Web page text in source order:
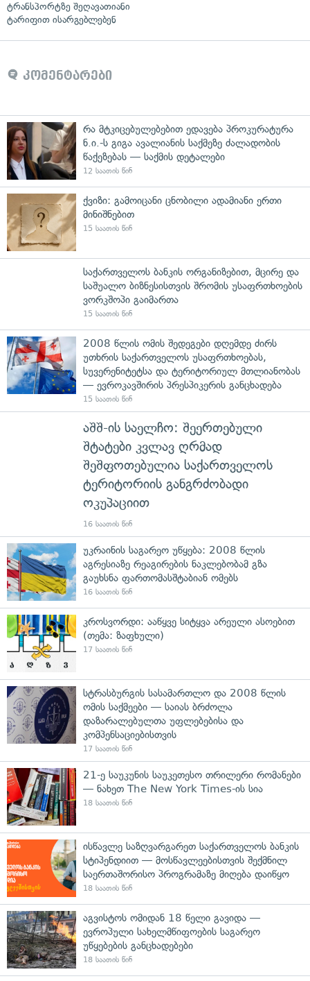
ტრანსპორტზე შეღავათიანი
ტარიფით ისარგებლებენ
კომენტარები
რა მტკიცებულებებით ედავება პროკურატურა
ნ.ი.-ს გიგა ავალიანის საქმეზე ძალადობის
წაქეზებას — საქმის დეტალები
12 საათის წინ
ქვიზი: გამოიცანი ცნობილი ადამიანი ერთი
მინიშნებით
15 საათის წინ
საქართველოს ბანკის ორგანიზებით, მცირე და
საშუალო ბიზნესისთვის შრომის უსაფრთხოების
ვორკშოპი გაიმართა
15 საათის წინ
2008 წლის ომის შედეგები დღემდე ძირს
უთხრის საქართველოს უსაფრთხოებას,
სუვერენიტეტსა და ტერიტორიულ მთლიანობას
— ევროკავშირის პრესპიკერის განცხადება
15 საათის წინ
აშშ-ის საელჩო: შეერთებული
შტატები კვლავ ღრმად
შეშფოთებულია საქართველოს
ტერიტორიის განგრძობადი
ოკუპაციით
16 საათის წინ
უკრაინის საგარეო უწყება: 2008 წლის
აგრესიაზე რეაგირების ნაკლებობამ გზა
გაუხსნა ფართომასშტაბიან ომებს
16 საათის წინ
კროსვორდი: ააწყვე სიტყვა არეული ასოებით
(თემა: ზაფხული)
17 საათის წინ
სტრასბურგის სასამართლო და 2008 წლის
ომის საქმეები — საიას ბრძოლა
დაზარალებულთა უფლებებისა და
კომპენსაციებისთვის
17 საათის წინ
21-ე საუკუნის საუკეთესო თრილერი რომანები
— ნახეთ The New York Times-ის სია
18 საათის წინ
ისწავლე საზღვარგარეთ საქართველოს ბანკის
სტიპენდიით — მოსწავლეებისთვის შექმნილ
საერთაშორისო პროგრამაზე მიღება დაიწყო
18 საათის წინ
აგვისტოს ომიდან 18 წელი გავიდა —
ევროპული სახელმწიფოების საგარეო
უწყებების განცხადებები
18 საათის წინ